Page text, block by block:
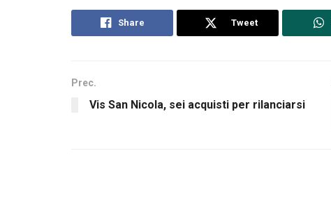
Share Tweet
Prec.
Vis San Nicola, sei acquisti per rilanciarsi